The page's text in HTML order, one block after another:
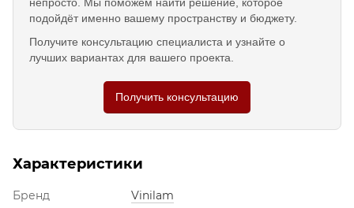
подойдёт именно вашему пространству и бюджету.
Получите консультацию специалиста и узнайте о
лучших вариантах для вашего проекта.
Получить консультацию
Характеристики
Бренд
Vinilam